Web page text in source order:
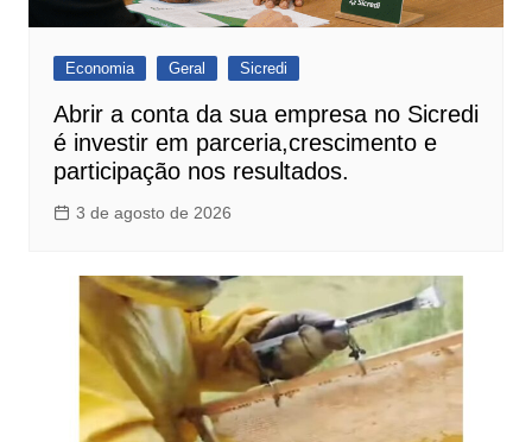
Economia Geral Sicredi
Abrir a conta da sua empresa no Sicredi
é investir em parceria,crescimento e
participação nos resultados.
3 de agosto de 2026